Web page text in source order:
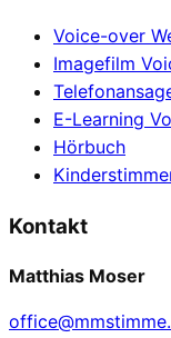
Voice-over
Imagefilm
E-Learning
Hörbuch
Kontakt
Matthias Moser